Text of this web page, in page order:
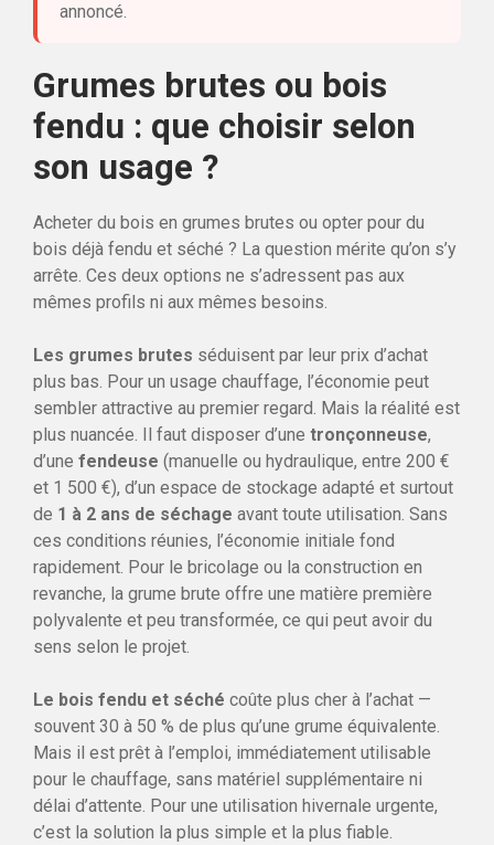
annoncé.
Grumes brutes ou bois
fendu : que choisir selon
son usage ?
Acheter du bois en grumes brutes ou opter pour du
bois déjà fendu et séché ? La question mérite qu’on s’y
arrête. Ces deux options ne s’adressent pas aux
mêmes profils ni aux mêmes besoins.
Les grumes brutes séduisent par leur prix d’achat
plus bas. Pour un usage chauffage, l’économie peut
sembler attractive au premier regard. Mais la réalité est
plus nuancée. Il faut disposer d’une tronçonneuse,
d’une fendeuse (manuelle ou hydraulique, entre 200 €
et 1 500 €), d’un espace de stockage adapté et surtout
de 1 à 2 ans de séchage avant toute utilisation. Sans
ces conditions réunies, l’économie initiale fond
rapidement. Pour le bricolage ou la construction en
revanche, la grume brute offre une matière première
polyvalente et peu transformée, ce qui peut avoir du
sens selon le projet.
Le bois fendu et séché coûte plus cher à l’achat —
souvent 30 à 50 % de plus qu’une grume équivalente.
Mais il est prêt à l’emploi, immédiatement utilisable
pour le chauffage, sans matériel supplémentaire ni
délai d’attente. Pour une utilisation hivernale urgente,
c’est la solution la plus simple et la plus fiable.